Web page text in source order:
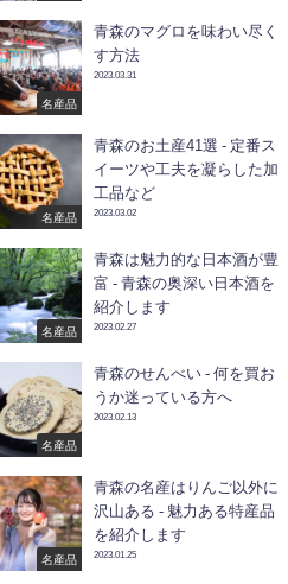
名産品
青森のマグロを味わい尽く
す方法
2023.03.31
名産品
青森のお土産41選 - 定番ス
イーツや工夫を凝らした加
工品など
2023.03.02
名産品
青森は魅力的な日本酒が豊
富 - 青森の奥深い日本酒を
紹介します
2023.02.27
名産品
青森のせんべい - 何を買お
うか迷っている方へ
2023.02.13
名産品
青森の名産はりんご以外に
沢山ある - 魅力ある特産品
を紹介します
2023.01.25